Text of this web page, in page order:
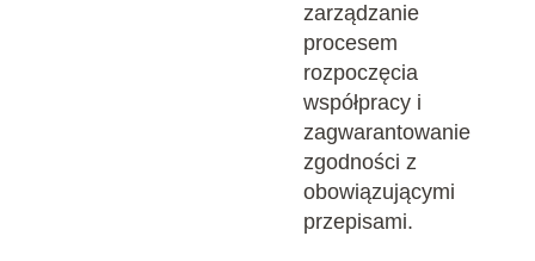
zarządzanie
procesem
rozpoczęcia
współpracy i
zagwarantowanie
zgodności z
obowiązującymi
przepisami.